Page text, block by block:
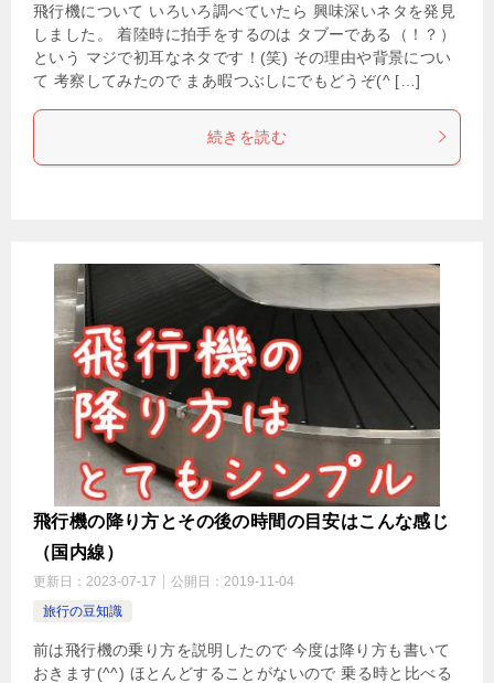
飛行機について いろいろ調べていたら 興味深いネタを発見
しました。 着陸時に拍手をするのは タブーである（！？）
という マジで初耳なネタです！(笑) その理由や背景につい
て 考察してみたので まあ暇つぶしにでもどうぞ(^ […]
続きを読む
飛行機の降り方とその後の時間の目安はこんな感じ
（国内線）
更新日： 2023-07-17 公開日： 2019-11-04
旅行の豆知識
前は飛行機の乗り方を説明したので 今度は降り方も書いて
おきます(^^) ほとんどすることがないので 乗る時と比べる